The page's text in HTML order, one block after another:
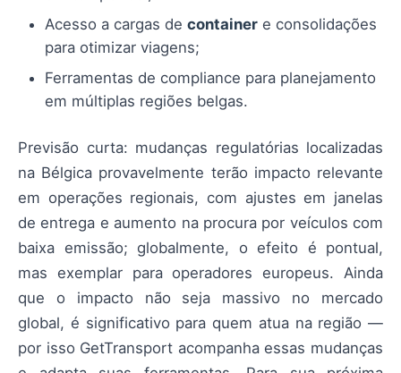
Acesso a cargas de container e consolidações
para otimizar viagens;
Ferramentas de compliance para planejamento
em múltiplas regiões belgas.
Previsão curta: mudanças regulatórias localizadas
na Bélgica provavelmente terão impacto relevante
em operações regionais, com ajustes em janelas
de entrega e aumento na procura por veículos com
baixa emissão; globalmente, o efeito é pontual,
mas exemplar para operadores europeus. Ainda
que o impacto não seja massivo no mercado
global, é significativo para quem atua na região —
por isso GetTransport acompanha essas mudanças